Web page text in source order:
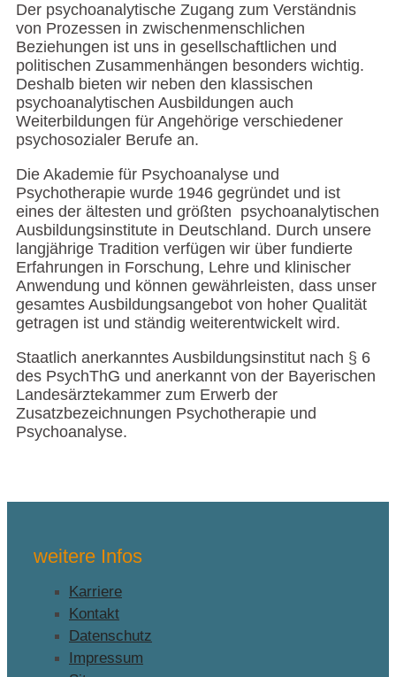
Der psychoanalytische Zugang zum Verständnis
von Prozessen in zwischenmenschlichen
Beziehungen ist uns in gesellschaftlichen und
politischen Zusammenhängen besonders wichtig.
Deshalb bieten wir neben den klassischen
psychoanalytischen Ausbildungen auch
Weiterbildungen für Angehörige verschiedener
psychosozialer Berufe an.
Die Akademie für Psychoanalyse und
Psychotherapie wurde 1946 gegründet und ist
eines der ältesten und größten psychoanalytischen
Ausbildungsinstitute in Deutschland. Durch unsere
langjährige Tradition verfügen wir über fundierte
Erfahrungen in Forschung, Lehre und klinischer
Anwendung und können gewährleisten, dass unser
gesamtes Ausbildungsangebot von hoher Qualität
getragen ist und ständig weiterentwickelt wird.
Staatlich anerkanntes Ausbildungsinstitut nach § 6
des PsychThG und anerkannt von der Bayerischen
Landesärztekammer zum Erwerb der
Zusatzbezeichnungen Psychotherapie und
Psychoanalyse.
weitere Infos
Karriere
Kontakt
Datenschutz
Impressum